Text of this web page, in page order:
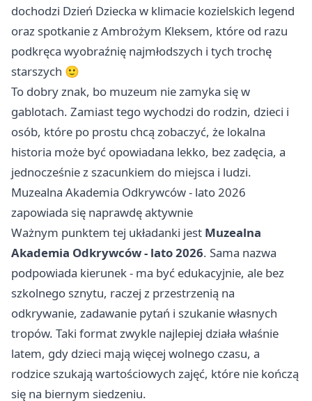
dochodzi Dzień Dziecka w klimacie kozielskich legend
oraz spotkanie z Ambrożym Kleksem, które od razu
podkręca wyobraźnię najmłodszych i tych trochę
starszych 🙂
To dobry znak, bo muzeum nie zamyka się w
gablotach. Zamiast tego wychodzi do rodzin, dzieci i
osób, które po prostu chcą zobaczyć, że lokalna
historia może być opowiadana lekko, bez zadęcia, a
jednocześnie z szacunkiem do miejsca i ludzi.
Muzealna Akademia Odkrywców - lato 2026
zapowiada się naprawdę aktywnie
Ważnym punktem tej układanki jest Muzealna
Akademia Odkrywców - lato 2026. Sama nazwa
podpowiada kierunek - ma być edukacyjnie, ale bez
szkolnego sznytu, raczej z przestrzenią na
odkrywanie, zadawanie pytań i szukanie własnych
tropów. Taki format zwykle najlepiej działa właśnie
latem, gdy dzieci mają więcej wolnego czasu, a
rodzice szukają wartościowych zajęć, które nie kończą
się na biernym siedzeniu.